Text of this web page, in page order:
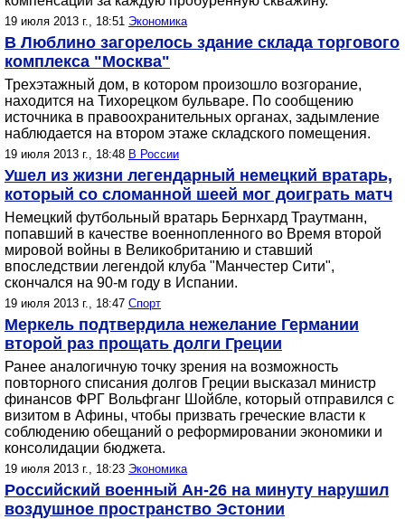
19 июля 2013 г., 18:51 Экономика
В Люблино загорелось здание склада торгового
комплекса "Москва"
Трехэтажный дом, в котором произошло возгорание,
находится на Тихорецком бульваре. По сообщению
источника в правоохранительных органах, задымление
наблюдается на втором этаже складского помещения.
19 июля 2013 г., 18:48 В России
Ушел из жизни легендарный немецкий вратарь,
который со сломанной шеей мог доиграть матч
Немецкий футбольный вратарь Бернхард Траутманн,
попавший в качестве военнопленного во Время второй
мировой войны в Великобританию и ставший
впоследствии легендой клуба "Манчестер Сити",
скончался на 90-м году в Испании.
19 июля 2013 г., 18:47 Спорт
Меркель подтвердила нежелание Германии
второй раз прощать долги Греции
Ранее аналогичную точку зрения на возможность
повторного списания долгов Греции высказал министр
финансов ФРГ Вольфганг Шойбле, который отправился с
визитом в Афины, чтобы призвать греческие власти к
соблюдению обещаний о реформировании экономики и
консолидации бюджета.
19 июля 2013 г., 18:23 Экономика
Российский военный Ан-26 на минуту нарушил
воздушное пространство Эстонии